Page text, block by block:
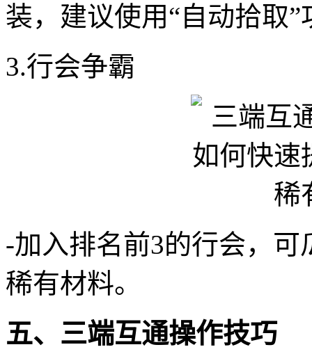
装，建议使用“自动拾取
3.行会争霸
-加入排名前3的行会，可
稀有材料。
五、三端互通操作技巧